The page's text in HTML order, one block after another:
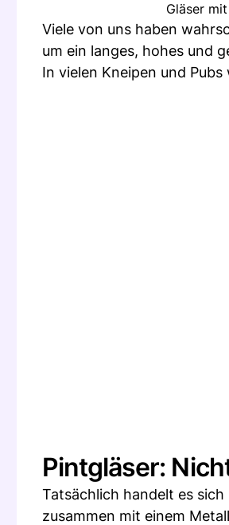
Gläser
Viele von uns haben
um ein langes, hohes und
In vielen Kneipen und
Pintgläser:
Tatsächlich handelt es
zusammen mit einem